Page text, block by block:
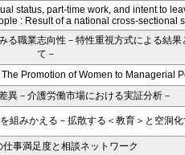
status, part-time work, and intent to
: Result of a national cross-sectional
る職業志向性－特性重視方式による結
て－
Promotion of Women to Managerial
異－介護労働市場における実証分析－
組みかえる－拡散する＜教育＞と空洞
仕事満足度と相談ネットワーク